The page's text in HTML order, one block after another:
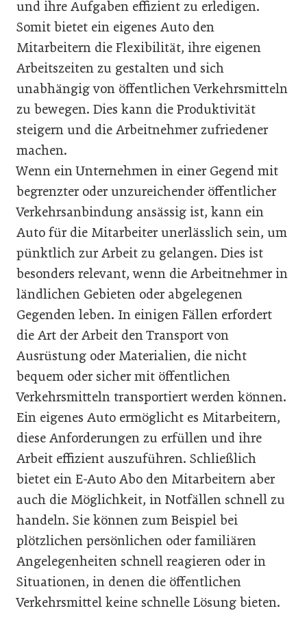
und ihre Aufgaben effizient zu erledigen.
Somit bietet ein eigenes Auto den
Mitarbeitern die Flexibilität, ihre eigenen
Arbeitszeiten zu gestalten und sich
unabhängig von öffentlichen Verkehrsmitteln
zu bewegen. Dies kann die Produktivität
steigern und die Arbeitnehmer zufriedener
machen.
Wenn ein Unternehmen in einer Gegend mit
begrenzter oder unzureichender öffentlicher
Verkehrsanbindung ansässig ist, kann ein
Auto für die Mitarbeiter unerlässlich sein, um
pünktlich zur Arbeit zu gelangen. Dies ist
besonders relevant, wenn die Arbeitnehmer in
ländlichen Gebieten oder abgelegenen
Gegenden leben. In einigen Fällen erfordert
die Art der Arbeit den Transport von
Ausrüstung oder Materialien, die nicht
bequem oder sicher mit öffentlichen
Verkehrsmitteln transportiert werden können.
Ein eigenes Auto ermöglicht es Mitarbeitern,
diese Anforderungen zu erfüllen und ihre
Arbeit effizient auszuführen. Schließlich
bietet ein E-Auto Abo den Mitarbeitern aber
auch die Möglichkeit, in Notfällen schnell zu
handeln. Sie können zum Beispiel bei
plötzlichen persönlichen oder familiären
Angelegenheiten schnell reagieren oder in
Situationen, in denen die öffentlichen
Verkehrsmittel keine schnelle Lösung bieten.